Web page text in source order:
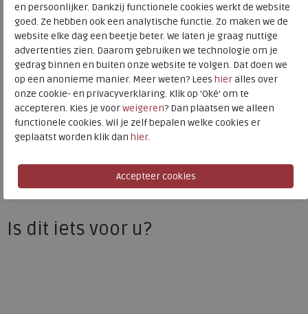
ECCO
Toon alles vanECCO
Naar allesneakers / veterschoenen
ECCO sneakers / veterschoenen
Kleur Old rose
Uitneembaar voetbed nee
Is dit iets voor u?
en persoonlijker. Dankzij functionele cookies werkt de website
goed. Ze hebben ook een analytische functie. Zo maken we de
website elke dag een beetje beter. We laten je graag nuttige
advertenties zien. Daarom gebruiken we technologie om je
gedrag binnen en buiten onze website te volgen. Dat doen we
op een anonieme manier. Meer weten? Lees hieralles over
onze cookie- en privacyverklaring. Klik op 'Oké' om te
accepteren. Kies je voorweigeren? Dan plaatsen we alleen
functionele cookies. Wil je zelf bepalen welke cookies er
geplaatst worden klik dan hier.